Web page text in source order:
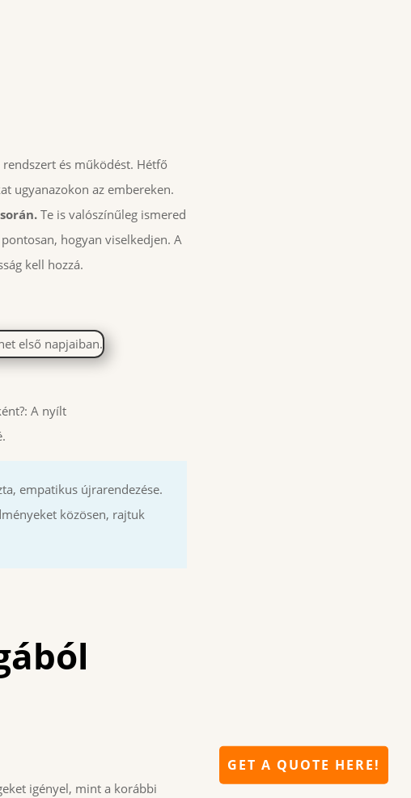
és működést. Hétfő
ugyanazokon az embereken.
Te is valószínűleg ismered
hogyan viselkedjen. A
kell hozzá.
A nyílt
empatikus újrarendezése.
közösen, rajtuk
igényel, mint a korábbi
GET A QUOTE HERE!